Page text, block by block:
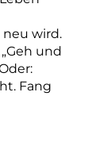
neu wird.
und
Fang